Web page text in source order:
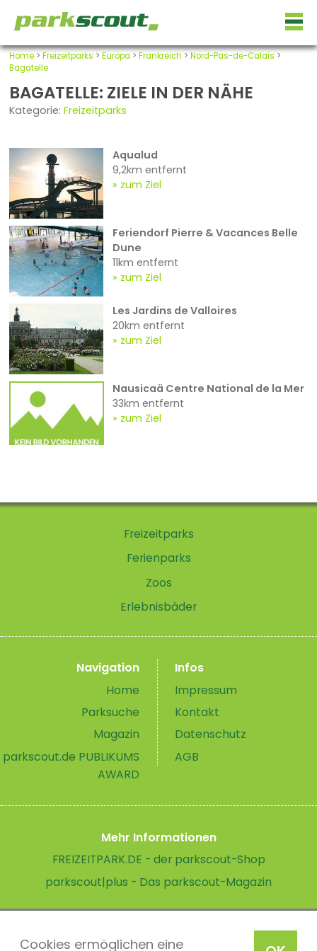
Cookies ermöglichen eine
Home> Freizeitparks > Europa > Frankreich > Nord-Pas-de-Calais >
Bagatelle
BAGATELLE: ZIELE IN DER NÄHE
Kategorie: Freizeitparks
Aqualud
9,2km entfernt
zum Ziel
Feriendorf Pierre & Vacances Belle
Dune
11km entfernt
zum Ziel
Les Jardins de Valloires
20km entfernt
zum Ziel
Nausicaä Centre National de la Mer
33km entfernt
zum Ziel
Freizeitparks
Ferienparks
Zoos
Erlebnisbäder
Navigation
Home
Parksuche
Magazin
parkscout.de PUBLIKUMS
AWARD
Infos
Impressum
Kontakt
Datenschutz
AGB
Mehr Informationen
FREIZEITPARK.DE - der parkscout-Shop
parkscout|plus - Das parkscout-Magazin